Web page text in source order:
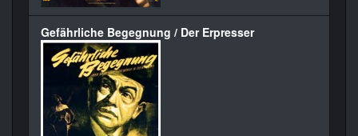
Gefährliche Begegnung / Der Erpresser